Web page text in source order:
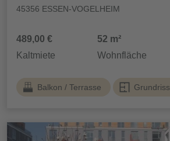
45356 ESSEN-VOGELHEIM
Kaltmiete
489,00 €
Wohnfläche
52 m²
Balkon / Terrasse Grundriss